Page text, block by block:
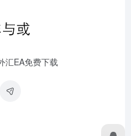
汇EA免费下载